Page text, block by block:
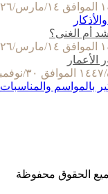
أم الغنى؟
الأعمار
بالمواسم والمناسبات
الحقوق محفوظة